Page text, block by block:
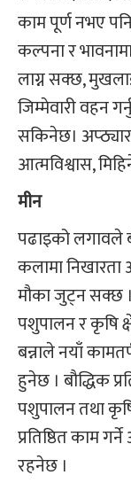
काम पूर्ण नभए
कल्पना र
लाग्न सक्छ,
जिम्मेवारी वहन
सकिनेछ।
आत्मविश्वास,
मीन
पढाइको लगावले
कलामा
मौका जुट्न सक्छ ।
पशुपालन र कृषि
बन्नाले नयाँ
हुनेछ । बौद्धिक
पशुपालन तथा कृषि
प्रतिष्ठित काम
रहनेछ ।